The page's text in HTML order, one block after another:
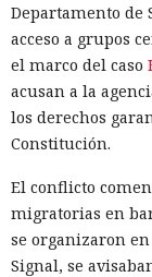
Departamento de
acceso a grupos
el marco del caso
acusan a la
los derechos
Constitución.
El conflicto
migratorias en
se organizaron
Signal, se